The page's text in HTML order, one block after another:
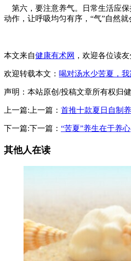
第六，要注意养气。日常生活应保
动作，让呼吸均匀有序，“气”自然就
本文来自健康有术网 ，欢迎各位读
欢迎转载本文： 喝对汤水少苦夏，
声明：本站原创/投稿文章所有权归
上一篇:上一篇： 首推十款夏日自制
下一篇:下一篇： “苦夏”养生在于养心
其他人在读